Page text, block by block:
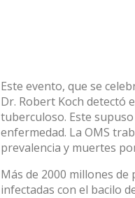
Este evento, que se
Dr. Robert Koch detectó
tuberculoso. Este
enfermedad. La OMS
prevalencia y muertes
Más de 2000 millones
infectadas con el bacilo